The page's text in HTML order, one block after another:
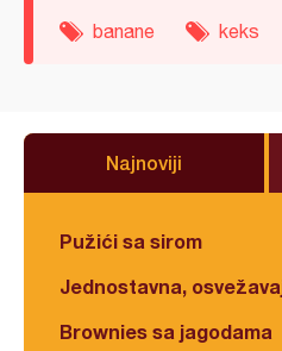
banane keks
Najnoviji
Pužići sa sirom
Jednostavna,
Brownies sa jagodama